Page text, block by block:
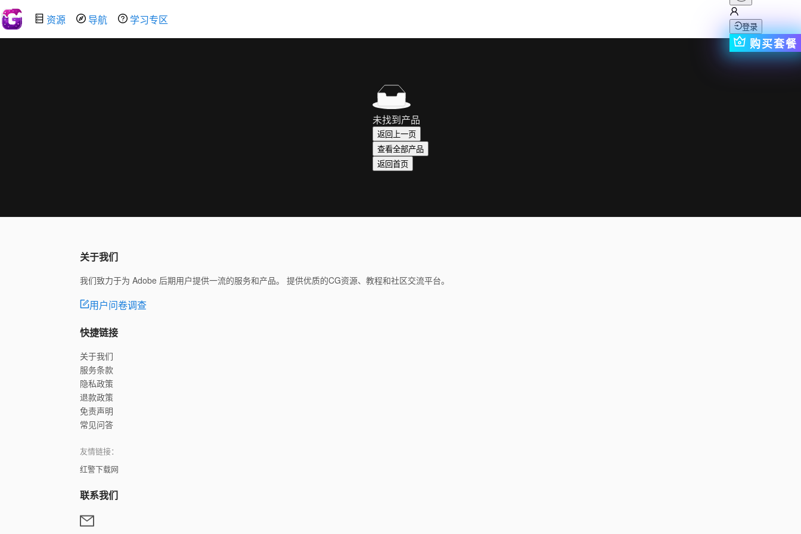
资源 导航 学习专区
登录
购买套餐
未找到产品
返回上一页
查看全部产品
返回首页
关于我们
我们致力于为 Adobe 后期用户提供一流的服务和产品。 提供优质的CG资源、教程和社区交流平台。
用户问卷调查
快捷链接
关于我们
服务条款
隐私政策
退款政策
免责声明
常见问答
友情链接：
红警下载网
联系我们